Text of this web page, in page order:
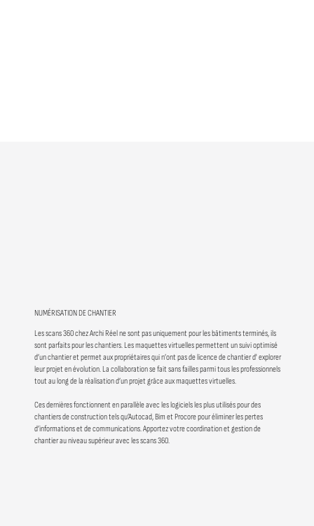
NUMÉRISATION DE CHANTIER
Les scans 360 chez Archi Réel ne sont pas uniquement pour les bâtiments terminés, ils
sont parfaits pour les chantiers. Les maquettes virtuelles permettent un suivi optimisé
d’un chantier et permet aux propriétaires qui n’ont pas de licence de chantier d' explorer
leur projet en évolution. La collaboration se fait sans failles parmi tous les professionnels
tout au long de la réalisation d’un projet grâce aux maquettes virtuelles.
Ces dernières fonctionnent en parallèle avec les logiciels les plus utilisés pour des
chantiers de construction tels qu’Autocad, Bim et Procore pour éliminer les pertes
d’informations et de communications. Apportez votre coordination et gestion de
chantier au niveau supérieur avec les scans 360.